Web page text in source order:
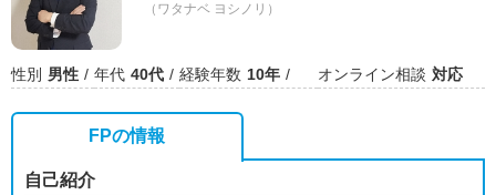
（ワタナベ ヨシノリ）
性別 男性 年代 40代 経験年数 10年 オンライン相談 対応
FPの情報
自己紹介